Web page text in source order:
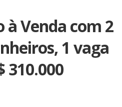
Venda com 2
1 vaga
310.000